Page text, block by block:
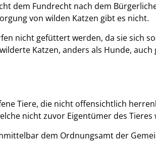
dem Fundrecht nach dem
von wilden Katzen gibt es nicht.
nicht gefüttert werden, da sie sich
Katzen, anders als Hunde, auch
Tiere, die nicht offensichtlich
nicht zuvor Eigentümer des Tieres
dem Ordnungsamt der